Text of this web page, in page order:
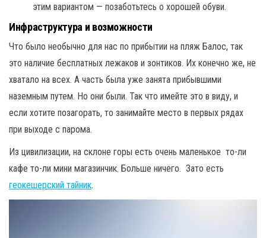
этим вариантом — позаботьтесь о хорошей обуви.
Инфраструктура и возможности
Что было необычно для нас по прибытии на пляж Балос, так
это наличие бесплатных лежаков и зонтиков. Их конечно же, не
хватало на всех. А часть была уже занята прибывшими
наземным путем. Но они были. Так что имейте это в виду, и
если хотите позагорать, то занимайте место в первых рядах
при выходе с парома.
Из цивилизации, на склоне горы есть очень маленькое то-ли
кафе то-ли мини магазинчик. Больше ничего. Зато есть
геокешерский тайник.